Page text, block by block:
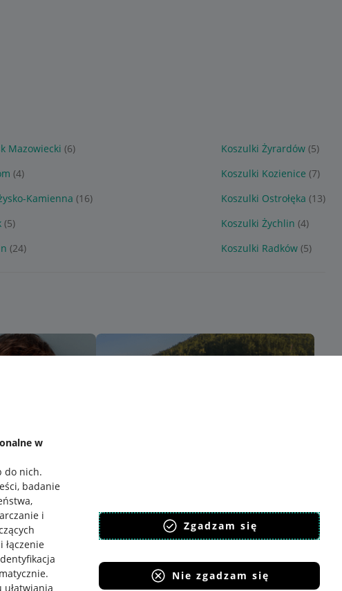
w
do nich.
badanie
i
łączenie
.
Zgadzam się
Nie zgadzam się
Mazowiecki (6) Koszulki Żyrardów (5)
(4) Koszulki Kozienice (7)
Kamienna (16) Koszulki Ostrołęka (13)
(5) Koszulki Żychlin (4)
(24) Koszulki Radków (5)